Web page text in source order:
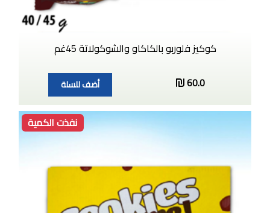
كوكيز فلوربو بالكاكاو والشوكولاتة 45غم
60.0
أضف للسلة
نفذت الكمية